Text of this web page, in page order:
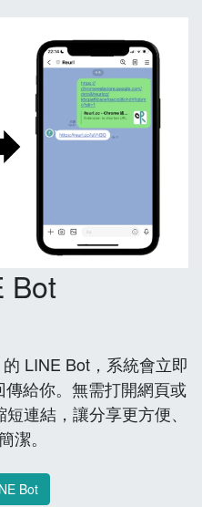
Bot
LINE Bot，系統會立即
給你。無需打開網頁或
連結，讓分享更方便、
潔。
Bot